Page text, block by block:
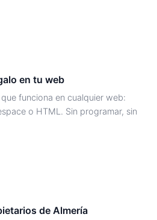
en tu web
funciona en cualquier web:
o HTML. Sin programar, sin
de Almería